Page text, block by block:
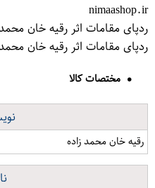
nimaashop.ir
ردپای مقامات اثر رقیه خان
ردپای مقامات اثر رقیه خان
مختصات کالا
رقیه خان محمد زاده